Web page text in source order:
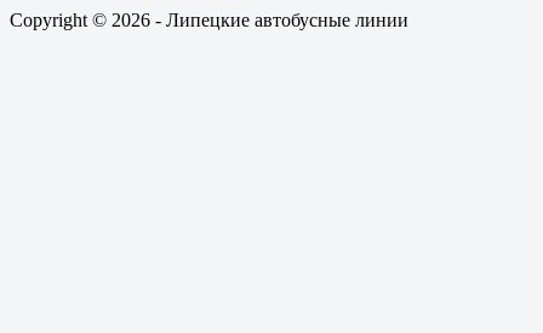
Copyright © 2026 - Липецкие автобусные линии